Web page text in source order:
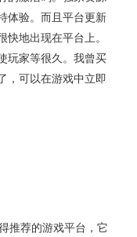
体验。而且平台更新
地出现在平台上。
玩家等很久。我曾买
，可以在游戏中立即
推荐的游戏平台，它